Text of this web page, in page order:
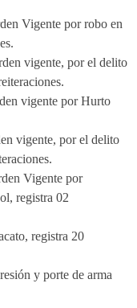
Vigente por robo en
vigente, por el delito
vigente por Hurto
vigente, por el delito
Vigente por
registra 02
registra 20
y porte de arma